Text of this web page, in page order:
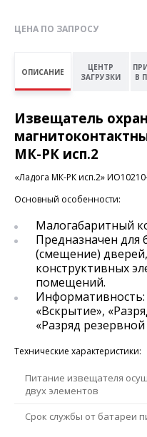
ЦЕНА ПО ЗАПРОСУ
ОПИСАНИЕ
ЦЕНТР
ЗАГРУЗКИ
В
Извещатель
МК-РК исп.2
«Ладога МК-РК исп.2»
Основный особенности:
Малогабаритный
Предназначен для
(смещение)
конструктивных
помещений.
Информативность:
«Вскрытие»,
«Разряд резервной
Технические характеристики:
Питание извещателя
двух элементов
Срок службы от батареи